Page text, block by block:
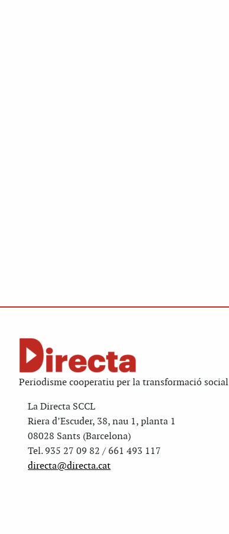
Periodisme cooperatiu per la transformació social
La Directa SCCL
Riera d’Escuder, 38, nau 1, planta 1
08028 Sants (Barcelona)
Tel. 935 27 09 82 / 661 493 117
directa@directa.cat